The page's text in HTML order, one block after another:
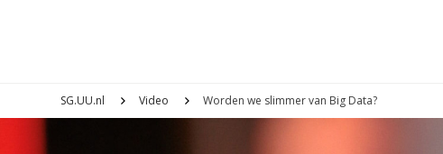
SG.UU.nl Video Worden we slimmer van Big Data?